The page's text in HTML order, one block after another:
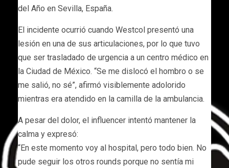
del Año en Sevilla, España.
El incidente ocurrió cuando Westcol presentó una
lesión en una de sus articulaciones, por lo que tuvo
que ser trasladado de urgencia a un centro médico en
la Ciudad de México. “Se me dislocó el hombro o se
me salió, no sé”, afirmó visiblemente adolorido
mientras era atendido en la camilla de la ambulancia.
A pesar del dolor, el influencer intentó mantener la
calma y expresó:
“En este momento voy al hospital, pero todo bien. No
pude seguir los otros rounds porque no sentía mi